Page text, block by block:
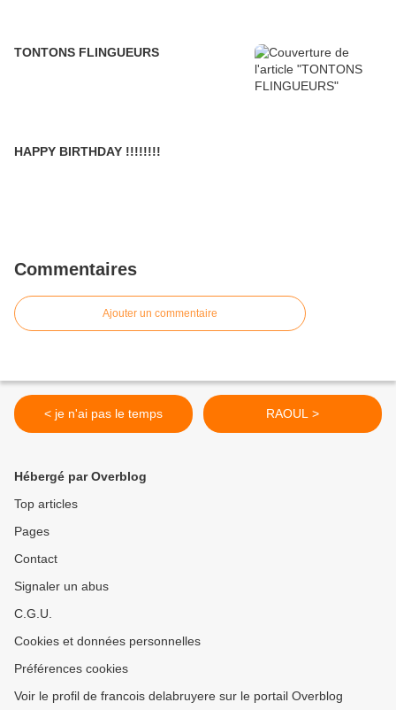
TONTONS FLINGUEURS
HAPPY BIRTHDAY !!!!!!!!
Commentaires
Ajouter un commentaire
< je n'ai pas le temps RAOUL >
Hébergé par Overblog
Top articles
Pages
Contact
Signaler un abus
C.G.U.
Cookies et données personnelles
Préférences cookies
Voir le profil de francois delabruyere sur le portail Overblog